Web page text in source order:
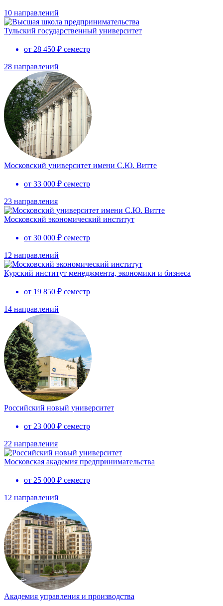
10 направлений
Тульский государственный университет
от 28 450 ₽ семестр
28 направлений
Московский университет имени С.Ю. Витте
от 33 000 ₽ семестр
23 направления
Московский экономический институт
от 30 000 ₽ семестр
12 направлений
Курский институт менеджмента, экономики и бизнеса
от 19 850 ₽ семестр
14 направлений
Российский новый университет
от 23 000 ₽ семестр
22 направления
Московская академия предпринимательства
от 25 000 ₽ семестр
12 направлений
Академия управления и производства